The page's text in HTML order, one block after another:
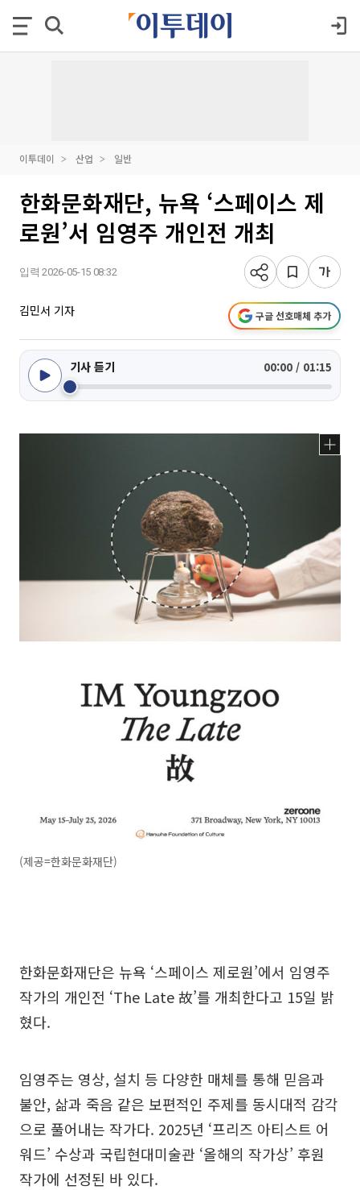
이투데이 산업 일반
한화문화재단, 뉴욕 ‘스페이스 제
로원’서 임영주 개인전 개최
입력 2026-05-15 08:32
김민서 기자 구글 선호매체 추가
기사 듣기 00:00 / 01:15
(제공=한화문화재단)
한화문화재단은 뉴욕 ‘스페이스 제로원’에서 임영주
작가의 개인전 ‘The Late 故’를 개최한다고 15일 밝
혔다.
임영주는 영상, 설치 등 다양한 매체를 통해 믿음과
불안, 삶과 죽음 같은 보편적인 주제를 동시대적 감각
으로 풀어내는 작가다. 2025년 ‘프리즈 아티스트 어
워드’ 수상과 국립현대미술관 ‘올해의 작가상’ 후원
작가에 선정된 바 있다.